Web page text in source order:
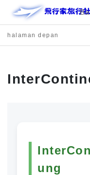
halaman depan
ung